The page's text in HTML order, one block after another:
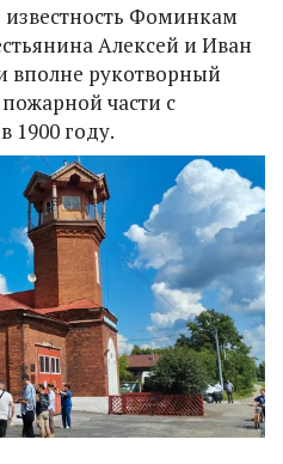
Фоминкам
Алексей и Иван
вполне рукотворный
части с
1900 году.